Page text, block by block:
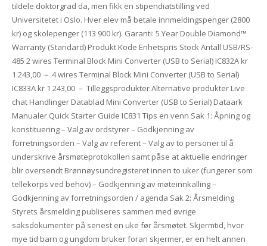
tildele doktorgrad da, men fikk en stipendiatstilling ved
Universitetet i Oslo. Hver elev må betale innmeldingspenger (2800
kr) og skolepenger (113 900 kr). Garanti: 5 Year Double Diamond™
Warranty (Standard) Produkt Kode Enhetspris Stock Antall USB/RS-
485 2 wires Terminal Block Mini Converter (USB to Serial) IC832A kr
1 243,00 － 4 wires Terminal Block Mini Converter (USB to Serial)
IC833A kr 1 243,00 － Tilleggsprodukter Alternative produkter Live
chat Handlinger Datablad Mini Converter (USB to Serial) Dataark
Manualer Quick Starter Guide IC831 Tips en venn Sak 1: Åpning og
konstituering – Valg av ordstyrer – Godkjenning av
forretningsorden – Valg av referent – Valg av to personer til å
underskrive årsmøteprotokollen samt påse at aktuelle endringer
blir oversendt Brønnøysundregisteret innen to uker (fungerer som
tellekorps ved behov) – Godkjenning av møteinnkalling –
Godkjenning av forretningsorden / agenda Sak 2: Årsmelding
Styrets årsmelding publiseres sammen med øvrige
saksdokumenter på senest en uke før årsmøtet. Skjermtid, hvor
mye tid barn og ungdom bruker foran skjermer, er en helt annen